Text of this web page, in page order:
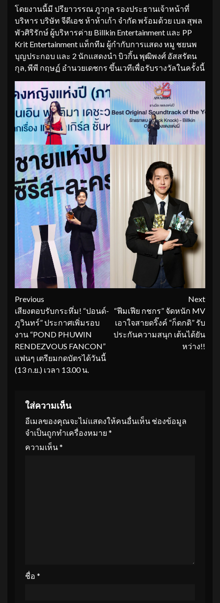
โดยงานนี้มี ปรียาวรรณ ภูวกุล รองประธานเจ้าหน้าที่
บริหาร บริษัท จีดีเอช ห้าห้าเก้า จำกัด พร้อมด้วย เบล สุพล
พัวศิริรักษ์ ผู้บริหารค่าย Billkin Entertainment และ PP
Krit Entertainment แท็กทีม ผู้กำกับการแสดง หมู ชยนพ
บุญประกอบ และ 2 นักแสดงนำ บิวกิ้น พุฒิพงศ์ อัสสรัตน
กุล, พีพี กฤษฏ์ อำนวยเดชกร ขึ้นเวทีเพื่อรับรางวัลในครั้งนี้
Continue
Reading
Previous
เสียงตอบรับกระหึ่ม! “ปอนด์-
ภูวินทร์” ประกาศเพิ่มรอบ
งาน “POND PHUWIN
RENDEZVOUS FANCON”
แฟนๆ เตรียมกดบัตรได้วันนี้
(13 ก.ย.) เวลา 13.00 น.
Next
“ฟีมเฟีย กชกร” จัดหนัก MV
เอาใจสายดริ๊งค์ “ก็ดกดิ” รับ
ประกันความสนุก เต้นได้ยัน
หว่าง!!
ใส่ความเห็น
อีเมลของคุณจะไม่แสดงให้คนอื่นเห็น ช่องข้อมูล
จำเป็นถูกทำเครื่องหมาย *
ความเห็น*
ชื่อ *